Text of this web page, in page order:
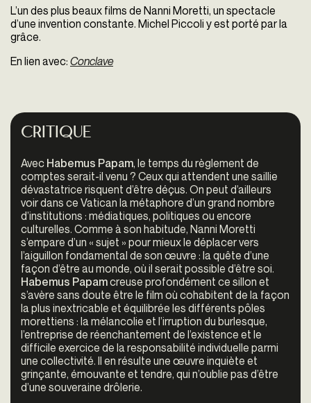
L’un des plus beaux films de Nanni Moretti, un spectacle
d’une invention constante. Michel Piccoli y est porté par la
grâce.
En lien avec: Conclave
Critique
Avec Habemus Papam, le temps du règlement de
comptes serait-il venu ? Ceux qui attendent une saillie
dévastatrice risquent d’être déçus. On peut d’ailleurs
voir dans ce Vatican la métaphore d’un grand nombre
d’institutions : médiatiques, politiques ou encore
culturelles. Comme à son habitude, Nanni Moretti
s’empare d’un « sujet » pour mieux le déplacer vers
l’aiguillon fondamental de son œuvre : la quête d’une
façon d’être au monde, où il serait possible d’être soi.
Habemus Papamcreuse profondément ce sillon et
s’avère sans doute être le film où cohabitent de la façon
la plus inextricable et équilibrée les différents pôles
morettiens : la mélancolie et l’irruption du burlesque,
l’entreprise de réenchantement de l’existence et le
difficile exercice de la responsabilité individuelle parmi
une collectivité. Il en résulte une œuvre inquiète et
grinçante, émouvante et tendre, qui n’oublie pas d’être
d’une souveraine drôlerie.